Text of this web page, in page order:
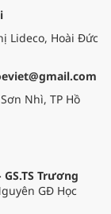
Lideco, Hoài Đức
Nhì, TP Hồ
Trương
GĐ Học